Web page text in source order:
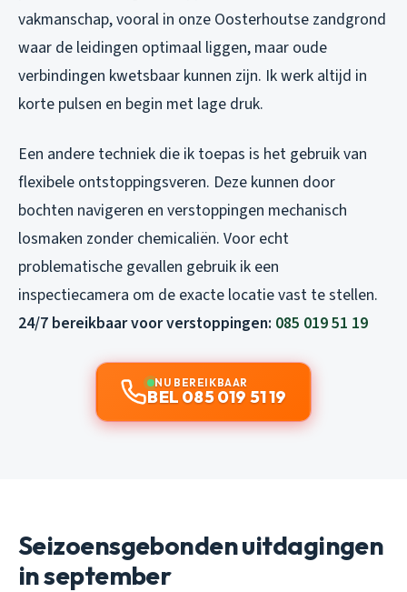
vakmanschap, vooral in onze Oosterhoutse zandgrond
waar de leidingen optimaal liggen, maar oude
verbindingen kwetsbaar kunnen zijn. Ik werk altijd in
korte pulsen en begin met lage druk.
Een andere techniek die ik toepas is het gebruik van
flexibele ontstoppingsveren. Deze kunnen door
bochten navigeren en verstoppingen mechanisch
losmaken zonder chemicaliën. Voor echt
problematische gevallen gebruik ik een
inspectiecamera om de exacte locatie vast te stellen.
24/7 bereikbaar voor verstoppingen: 085 019 51 19
NU BEREIKBAAR
BEL 085 019 51 19
Seizoensgebonden uitdagingen
in september